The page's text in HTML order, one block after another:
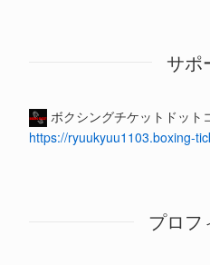
サポ
ボクシングチケットドット
https://ryuukyuu1103.boxing-
プロフ